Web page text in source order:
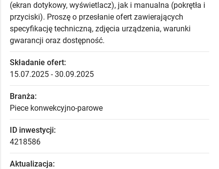
(ekran dotykowy, wyświetlacz), jak i manualna (pokrętła i
przyciski). Proszę o przesłanie ofert zawierających
specyfikację techniczną, zdjęcia urządzenia, warunki
gwarancji oraz dostępność.
Składanie ofert:
15.07.2025 - 30.09.2025
Branża:
Piece konwekcyjno-parowe
ID inwestycji:
4218586
Aktualizacja: